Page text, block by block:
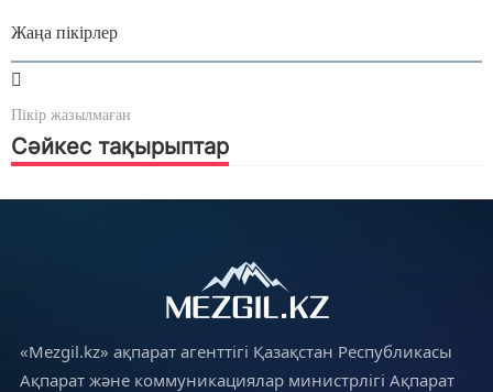
Жаңа пікірлер
Пікір жазылмаған
Сәйкес тақырыптар
«Mezgil.kz» ақпарат агенттігі Қазақстан Республикасы
Ақпарат және коммуникациялар министрлігі Ақпарат